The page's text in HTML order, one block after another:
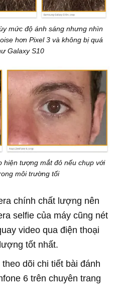
mức độ ánh sáng nhưng nhìn
hơn Pixel 3 và không bị quá
Galaxy S10
hiện tượng mắt đỏ nếu chụp với
môi trường tối
chính chất lượng nên
selfie của máy cũng nét
video qua điện thoại
tốt nhất.
dõi chi tiết bài đánh
6 trên chuyên trang